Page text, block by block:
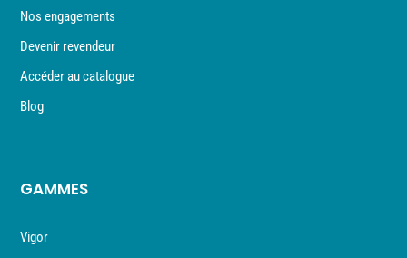
Nos engagements
Devenir revendeur
Accéder au catalogue
Blog
GAMMES
Vigor